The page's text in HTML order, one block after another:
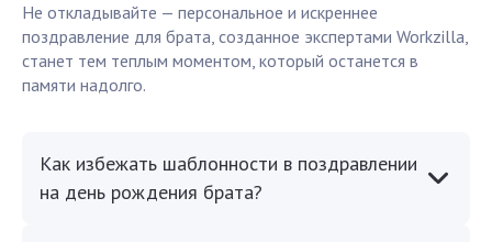
Не откладывайте — персональное и искреннее
поздравление для брата, созданное экспертами Workzilla,
станет тем теплым моментом, который останется в
памяти надолго.
Как избежать шаблонности в поздравлении
на день рождения брата?